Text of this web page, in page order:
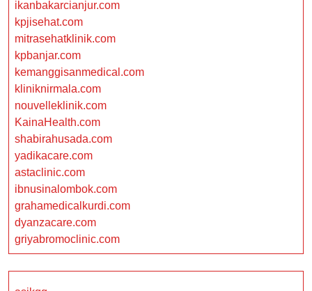
ikanbakarcianjur.com
kpjisehat.com
mitrasehatklinik.com
kpbanjar.com
kemanggisanmedical.com
kliniknirmala.com
nouvelleklinik.com
KainaHealth.com
shabirahusada.com
yadikacare.com
astaclinic.com
ibnusinalombok.com
grahamedicalkurdi.com
dyanzacare.com
griyabromoclinic.com